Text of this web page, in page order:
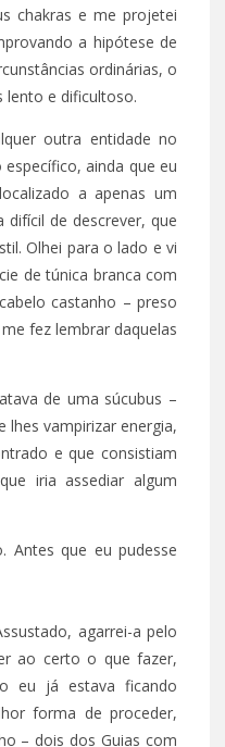
chakras e me projetei
a hipótese de
ordinárias, o
lento e dificultoso.
outra entidade no
ainda que eu
a apenas um
de descrever, que
Olhei para o lado e vi
de túnica branca com
castanho – preso
fez lembrar daquelas
de uma súcubus –
lhes vampirizar energia,
e que consistiam
iria assediar algum
Antes que eu pudesse
agarrei-a pelo
ao certo o que fazer,
eu já estava ficando
forma de proceder,
– dois dos Guias com
30, 2022